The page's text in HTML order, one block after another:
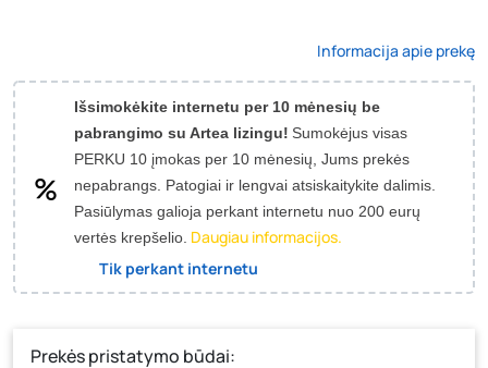
Informacija apie prekę
Išsimokėkite internetu per 10 mėnesių be
pabrangimo su Artea lizingu! Sumokėjus visas
PERKU 10 įmokas per 10 mėnesių, Jums prekės
nepabrangs. Patogiai ir lengvai atsiskaitykite dalimis.
Pasiūlymas galioja perkant internetu nuo 200 eurų
vertės krepšelio. Daugiau informacijos.
Tik perkant internetu
Prekės pristatymo būdai: